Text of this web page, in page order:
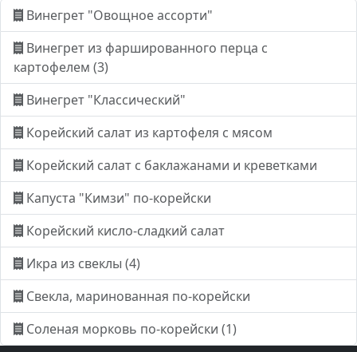
Винегрет "Овощное ассорти"
Винегрет из фаршированного перца с
картофелем (3)
Винегрет "Классический"
Корейский салат из картофеля с мясом
Корейский салат с баклажанами и креветками
Капуста "Кимзи" по-корейски
Корейский кисло-сладкий салат
Икра из свеклы (4)
Свекла, маринованная по-корейски
Соленая морковь по-корейски (1)